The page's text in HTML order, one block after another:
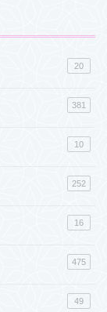
20
381
10
252
16
475
49